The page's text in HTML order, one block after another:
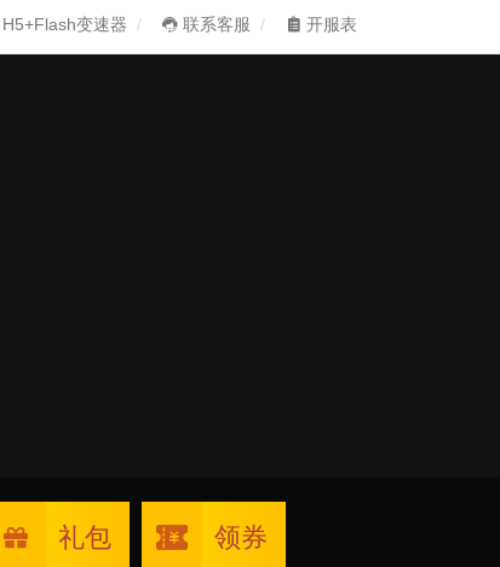
H5+Flash变速器 联系客服 开服表
礼包 领券